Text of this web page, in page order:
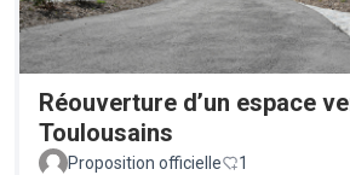
Réouverture d’un espace
Toulousains
Proposition officielle 1